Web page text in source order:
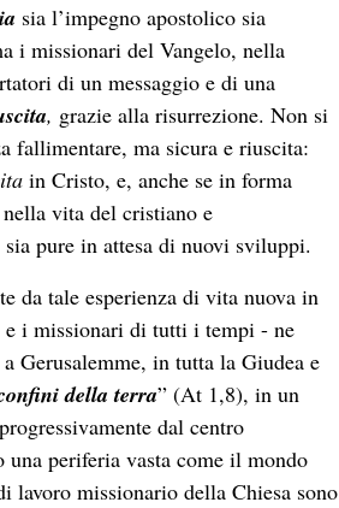
sia l’impegno apostolico sia
i missionari del Vangelo, nella
di un messaggio e di una
, grazie alla risurrezione. Non si
fallimentare, ma sicura e riuscita:
in Cristo, e, anche se in forma
nella vita del cristiano e
pure in attesa di nuovi sviluppi.
da tale esperienza di vita nuova in
i missionari di tutti i tempi - ne
Gerusalemme, in tutta la Giudea e
della terra” (At 1,8), in un
dal centro
una periferia vasta come il mondo
lavoro missionario della Chiesa sono